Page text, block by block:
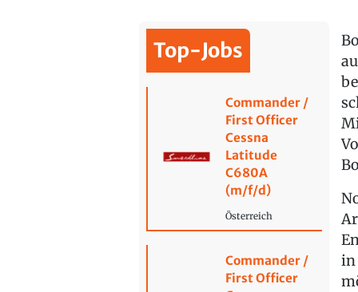
Top-Jobs
Commander /
First Officer
Cessna
Latitude
C680A
(m/f/d)
Österreich
Commander /
First Officer
in